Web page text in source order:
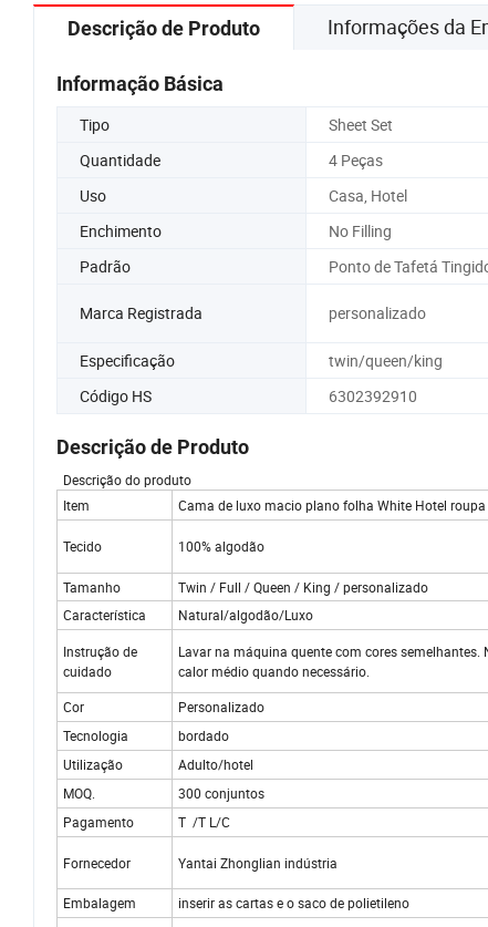
Descrição de Produto Informações da
Informação Básica
Tipo Sheet Set
Quantidade
4 Peças
Uso
Casa, Hotel
Enchimento
No Filling
Padrão
Ponto de Tafetá
Marca Registrada personalizado
Especificação
twin/queen/king
Código HS
6302392910
Descrição de Produto
Descrição do produto
Item
Cama de luxo macio plano folha White Hotel
Tecido 100% algodão
Tamanho
Twin / Full / Queen / King / personalizado
Característica
Natural/algodão/Luxo
Instrução de
cuidado
Lavar na máquina quente com cores
calor médio quando necessário.
Cor
Personalizado
Tecnologia
bordado
Utilização
Adulto/hotel
MOQ.
300 conjuntos
Pagamento
T /T L/C
Fornecedor Yantai Zhonglian indústria
Embalagem inserir as cartas e o saco de polietileno